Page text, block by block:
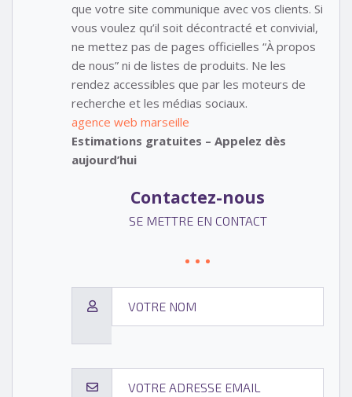
que votre site communique avec vos clients. Si
vous voulez qu’il soit décontracté et convivial,
ne mettez pas de pages officielles “À propos
de nous” ni de listes de produits. Ne les
rendez accessibles que par les moteurs de
recherche et les médias sociaux.
agence web marseille
Estimations gratuites – Appelez dès
aujourd’hui
Contactez-nous
SE METTRE EN CONTACT